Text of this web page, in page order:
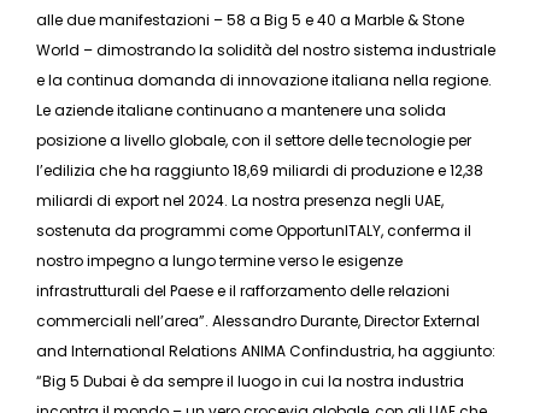
alle due manifestazioni – 58 a Big 5 e 40 a Marble & Stone
World – dimostrando la solidità del nostro sistema industriale
e la continua domanda di innovazione italiana nella regione.
Le aziende italiane continuano a mantenere una solida
posizione a livello globale, con il settore delle tecnologie per
l’edilizia che ha raggiunto 18,69 miliardi di produzione e 12,38
miliardi di export nel 2024. La nostra presenza negli UAE,
sostenuta da programmi come OpportunITALY, conferma il
nostro impegno a lungo termine verso le esigenze
infrastrutturali del Paese e il rafforzamento delle relazioni
commerciali nell’area”. Alessandro Durante, Director External
and International Relations ANIMA Confindustria, ha aggiunto:
“Big 5 Dubai è da sempre il luogo in cui la nostra industria